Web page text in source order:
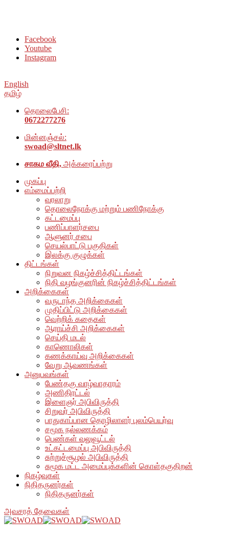
Facebook
Youtube
Instagram
English
தமிழ்
தொலைபேசி:
0672277276
மின்னஞ்சல்:
swoad@sltnet.lk
சாகம வீதி, அக்கரைப்பற்று
முகப்பு
எம்மைப்பற்றி
வரலாறு
தொலைநோக்கு மற்றும் பணிநோக்கு
கட்டமைப்பு
பணிப்பாளர்சபை
ஆளுனர் சபை
செயல்பாட்டு பகுதிகள்
இலக்கு குழுக்கள்
திட்டங்கள்
நிறுவன நிகழ்ச்சித்திட்டங்கள்
நிதி வழங்குனரின் நிகழ்ச்சித்திட்டங்கள்
அறிக்கைகள்
வருடாந்த அறிக்கைகள்
முதிப்பிட்டு அறிக்கைகள்
வெற்றிக் கதைகள்
ஆராய்ச்சி அறிக்கைகள்
செய்தி மடல்
காணொலிகள்
கணக்காய்வு அறிக்கைகள்
வேறு ஆவணங்கள்
அனுபவங்கள்
பேண்தகு வாழ்வாதாரம்
அணிதிரட்டல்
இளைஞர் அபிவிருத்தி
சிறுவர் அபிவிருத்தி
பாதுகாப்பான தொழிலாளர் புலம்பெயர்வு
சமூக நல்லணக்கம்
பெண்கள் வலுவூட்டல்
உட்கட்டமைப்பு அபிவிருத்தி
சுற்றுச்சூழல் அபிவிருத்தி
சுமூக மட்ட அமைப்புக்களின் கொள்தகுதிறன்
நிகழ்வுகள்
நிதிதருனர்கள்
நிதிதருனர்கள்
அவசரத் தேவைகள்